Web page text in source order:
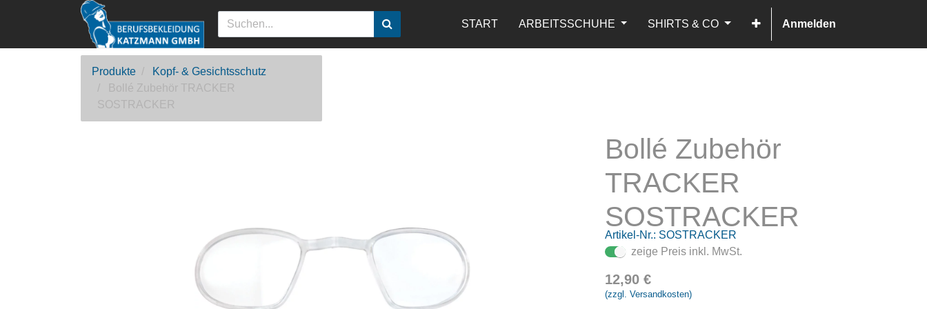
START ARBEITSSCHUHE SHIRTS & CO Anmelden
Produkte
Kopf- & Gesichtsschutz
Bollé Zubehör TRACKER
SOSTRACKER
Bollé Zubehör
TRACKER
SOSTRACKER
Artikel-Nr.: SOSTRACKER
zeige Preis inkl. MwSt.
12,90 €
(zzgl. Versandkosten)